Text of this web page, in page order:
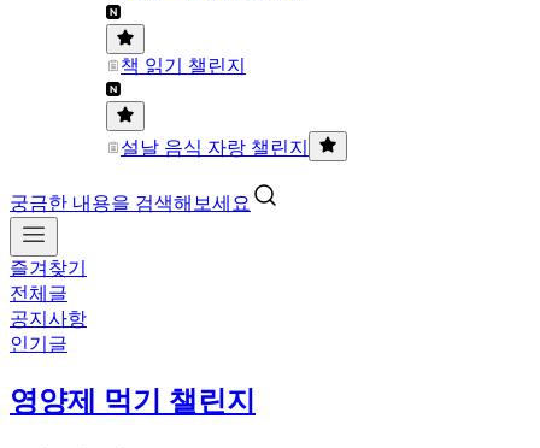
책 읽기 챌린지
설날 음식 자랑 챌린지
궁금한 내용을 검색해보세요
즐겨찾기
전체글
공지사항
인기글
영양제 먹기 챌린지